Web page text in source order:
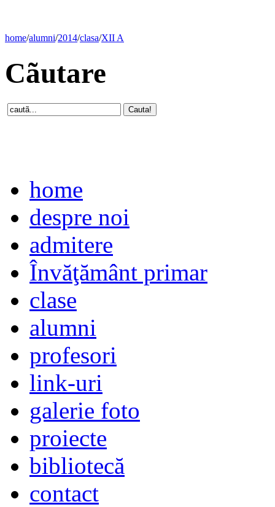
home/alumni/2014/clasa/XII A
Cãutare
home
despre noi
admitere
Învăţământ primar
clase
alumni
profesori
link-uri
galerie foto
proiecte
bibliotecă
contact